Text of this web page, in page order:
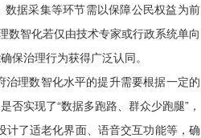
据采集等环节需以保障公民权益为前
数智化若仅由技术专家或行政系统单向
保治理行为获得广泛认同。
理数智化水平的提升需要根据一定的
实现了“数据多跑路、群众少跑腿”，
计了适老化界面、语音交互功能等，确